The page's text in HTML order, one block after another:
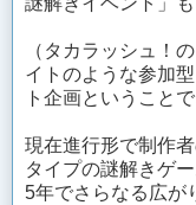
（タカラッシュ！
イトのような参加
ト企画ということ
現在進行形で制作
タイプの謎解きゲ
5年でさらなる広が